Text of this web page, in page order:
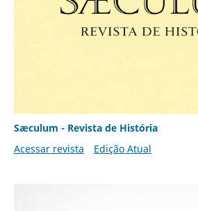
Sæculum - Revista de História
Acessar revista
Edição Atual